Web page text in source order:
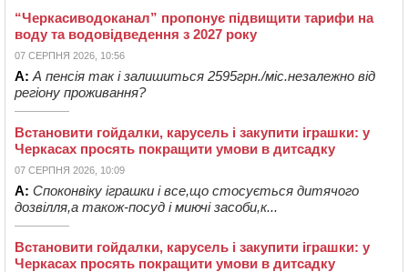
“Черкасиводоканал” пропонує підвищити тарифи на
воду та водовідведення з 2027 року
07 СЕРПНЯ 2026, 10:56
А: А пенсія так і залишиться 2595грн./міс.незалежно від
регіону проживання?
Встановити гойдалки, карусель і закупити іграшки: у
Черкасах просять покращити умови в дитсадку
07 СЕРПНЯ 2026, 10:09
А: Споконвіку іграшки і все,що стосується дитячого
дозвілля,а також-посуд і миючі засоби,к...
Встановити гойдалки, карусель і закупити іграшки: у
Черкасах просять покращити умови в дитсадку